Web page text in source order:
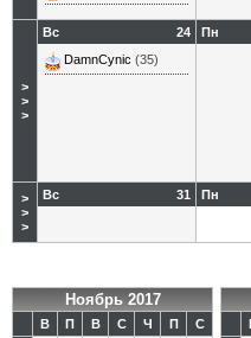
>
>
>
24
Вс
DamnCynic (35)
Пн
>
>
>
31
Вс Пн
Ноябрь 2017
В П В С Ч П
С